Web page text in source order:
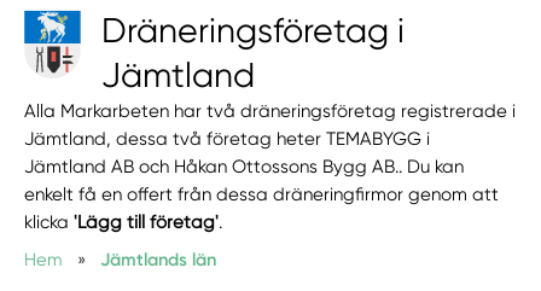
Dräneringsföretag i
Jämtland
Alla Markarbeten har två dräneringsföretag registrerade i
Jämtland, dessa två företag heter TEMABYGG i
Jämtland AB och Håkan Ottossons Bygg AB.. Du kan
enkelt få en offert från dessa dräneringfirmor genom att
klicka'Lägg till företag'.
Hem
» Jämtlands län